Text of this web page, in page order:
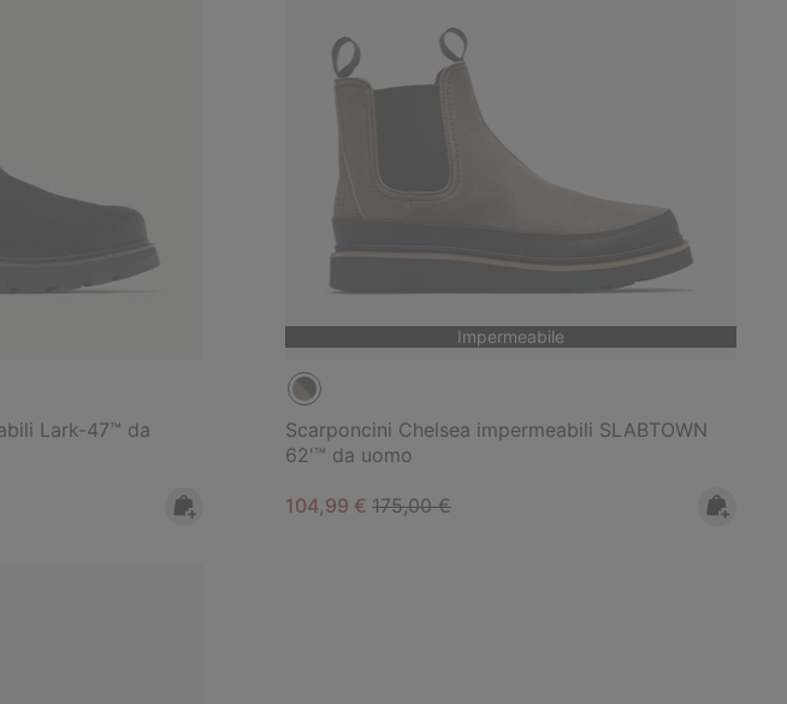
Lark-47™ da
Impermeabile
Scarponcini Chelsea impermeabili SLABTOWN
62'™ da uomo
Sale price:
104,99 €Regular price:
175,00 €